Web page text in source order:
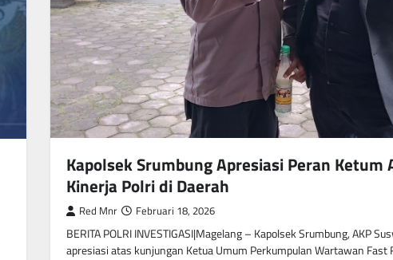
Kapolsek Srumbung Apresiasi Peran Ketum
Kinerja Polri di Daerah
Red Mnr Februari 18, 2026
BERITA POLRI INVESTIGASI|Magelang – Kapolsek Srumbung, AKP
apresiasi atas kunjungan Ketua Umum Perkumpulan Wartawan Fast